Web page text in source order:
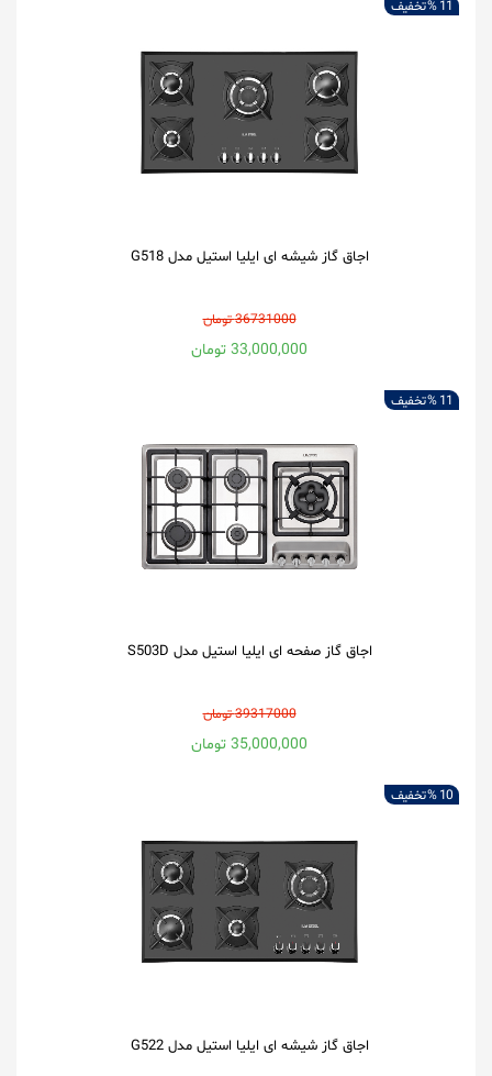
11 % تخفیف
اجاق گاز شیشه ای ایلیا استیل مدل G518
36731000 تومان
33,000,000 تومان
11 % تخفیف
اجاق گاز صفحه ای ایلیا استیل مدل S503D
39317000 تومان
35,000,000 تومان
10 % تخفیف
اجاق گاز شیشه ای ایلیا استیل مدل G522